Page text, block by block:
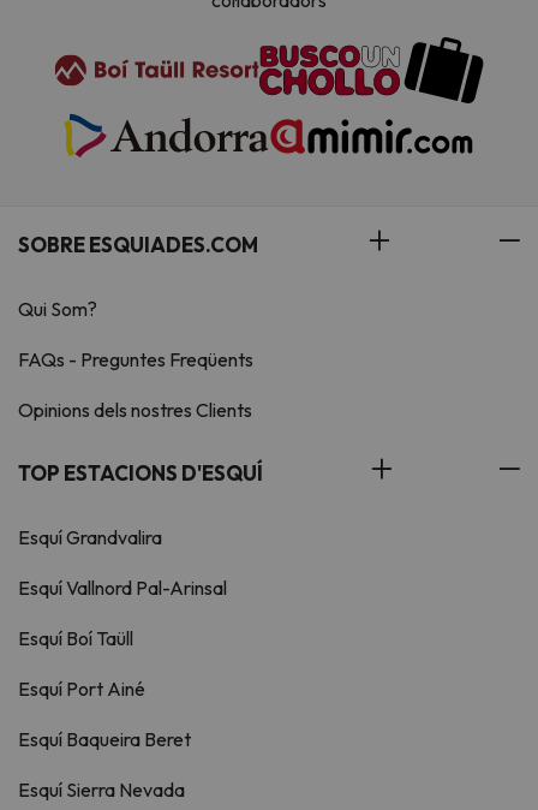
SOBRE ESQUIADES.COM
Qui Som?
FAQs - Preguntes Freqüents
Opinions dels nostres Clients
TOP ESTACIONS D'ESQUÍ
Esquí Grandvalira
Esquí Vallnord Pal-Arinsal
Esquí Boí Taüll
Esquí Port Ainé
Esquí Baqueira Beret
Esquí Sierra Nevada